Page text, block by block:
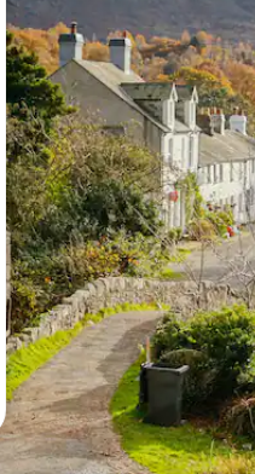
met je de pijltjestoetsen